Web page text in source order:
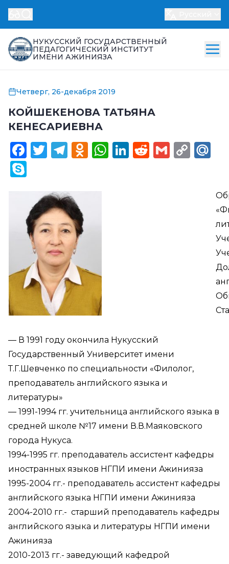
НУКУССКИЙ ГОСУДАРСТВЕННЫЙ
ПЕДАГОГИЧЕСКИЙ ИНСТИТУТ
ИМЕНИ АЖИНИЯЗА
Четверг, 26-декабря 2019
КОЙШЕКЕНОВА ТАТЬЯНА
КЕНЕСАРИЕВНА
Facebook
Twitter
Telegram
Odnoklassniki
WhatsApp
LinkedIn
Reddit
Gmail
— В 1991 году окончила Нукусский
Государственный Университет имени
Т.Г.Шевченко по специальности «Филолог,
преподаватель английского языка и
литературы»
— 1991-1994 гг. учительница английского языка в
средней школе №17 имени В.В.Маяковского
города Нукуса.
1994-1995 гг. преподаватель ассистент кафедры
иностранных языков НГПИ имени Ажинияза
1995-2004 гг.- преподаватель ассистент кафедры
английского языка НГПИ имени Ажинияза
2004-2010 гг.- старший преподаватель кафедры
английского языка и литературы НГПИ имени
Ажинияза
2010-2013 гг.- заведующий кафедрой